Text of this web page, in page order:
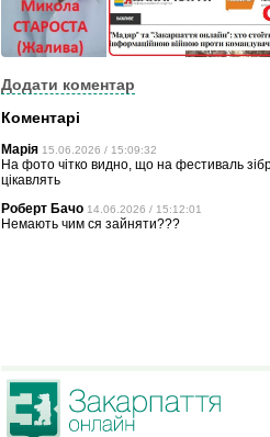
Додати коментар
Коментарі
Марія 15.06.2026 / 15:09:32
На фото чітко видно, що на фестиваль
цікавлять
Роберт Бачо 14.06.2026 / 15:12:01
Немають чим ся зайняти???